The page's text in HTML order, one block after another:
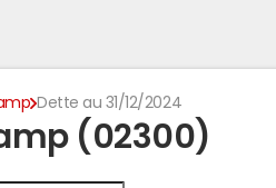
Dette au 31/12/2024
(02300)